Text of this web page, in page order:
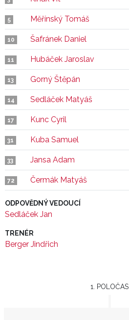
5 Měřínský Tomáš
10 Šafránek Daniel
11 Hubáček Jaroslav
13 Gorný Štěpán
14 Sedláček Matyáš
17 Kunc Cyril
31 Kuba Samuel
33 Jansa Adam
72 Čermák Matyáš
ODPOVĚDNÝ VEDOUCÍ
Sedláček Jan
TRENÉR
Berger Jindřich
1. POLOČAS